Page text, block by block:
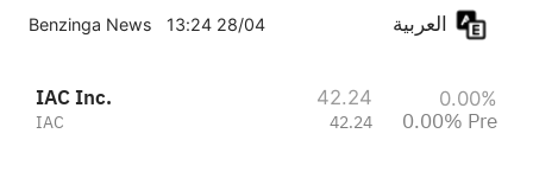
Benzinga News 13:24 28/04
IAC Inc.
IAC
42.24
42.24
0.00%
0.00% Pre